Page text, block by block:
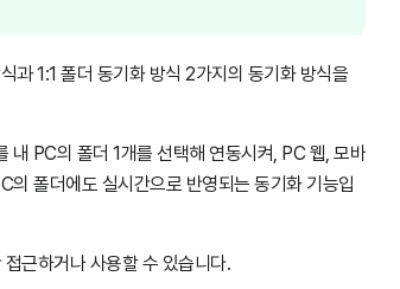
과 1:1 폴더 동기화 방식 2가지의 동기화 방식을
내 PC의 폴더 1개를 선택해 연동시켜, PC 웹, 모바
의 폴더에도 실시간으로 반영되는 동기화 기능입
근하거나 사용할 수 있습니다.